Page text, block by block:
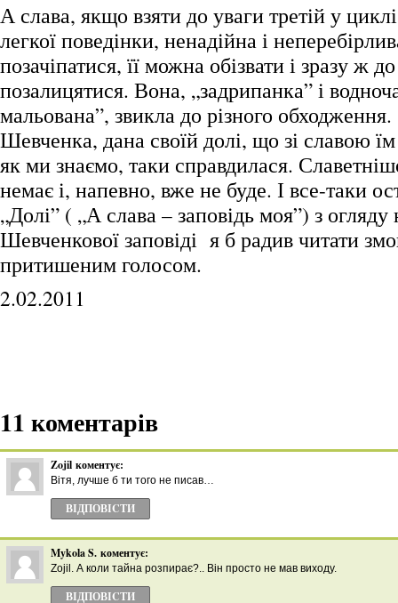
А слава, якщо взяти до уваги третій у
легкої поведінки, ненадійна і
позачіпатися, її можна обізвати і зразу ж
позалицятися. Вона, „задрипанка” і
мальована”, звикла до різного
Шевченка, дана своїй долі, що зі славою
як ми знаємо, таки справдилася.
немає і, напевно, вже не буде. І все-таки
„Долі” ( „А слава – заповідь моя”) з огляду
Шевченкової заповіді я б радив читати
притишеним голосом.
2.02.2011
11 коментарів
Zojil коментує:
Вітя, лучше б ти того не писав…
ВІДПОВІCТИ
Mykola S. коментує:
Zojil. А коли тайна розпирає?.. Він просто не мав виходу.
ВІДПОВІCТИ